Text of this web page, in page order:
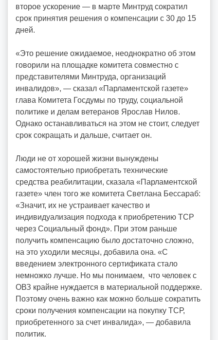
второе ускорение — в марте Минтруд сократил
срок принятия решения о компенсации с 30 до 15
дней.
«Это решение ожидаемое, неоднократно об этом
говорили на площадке комитета совместно с
представителями Минтруда, организаций
инвалидов», — сказал «Парламентской газете»
глава Комитета Госдумы по труду, социальной
политике и делам ветеранов Ярослав Нилов.
Однако останавливаться на этом не стоит, следует
срок сокращать и дальше, считает он.
Люди не от хорошей жизни вынуждены
самостоятельно приобретать технические
средства реабилитации, сказала «Парламентской
газете» член того же комитета Светлана Бессараб:
«Значит, их не устраивает качество и
индивидуализация подхода к приобретению ТСР
через Социальный фонд». При этом раньше
получить компенсацию было достаточно сложно,
на это уходили месяцы, добавила она. «С
введением электронного сертификата стало
немножко лучше. Но мы понимаем, что человек с
ОВЗ крайне нуждается в материальной поддержке.
Поэтому очень важно как можно больше сократить
сроки получения компенсации на покупку ТСР,
приобретенного за счет инвалида», — добавила
политик.